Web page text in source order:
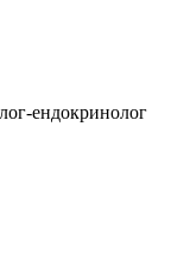
ендокринолог